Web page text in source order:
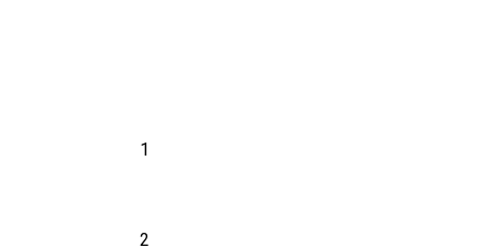
1
2